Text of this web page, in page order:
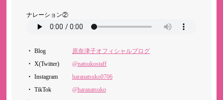
ナレーション②
Blog
原奈津子オフィシャルブログ
X(Twitter)
@natsukostaff
Instagram
haranatsuko0706
TikTok
@haranatsuko